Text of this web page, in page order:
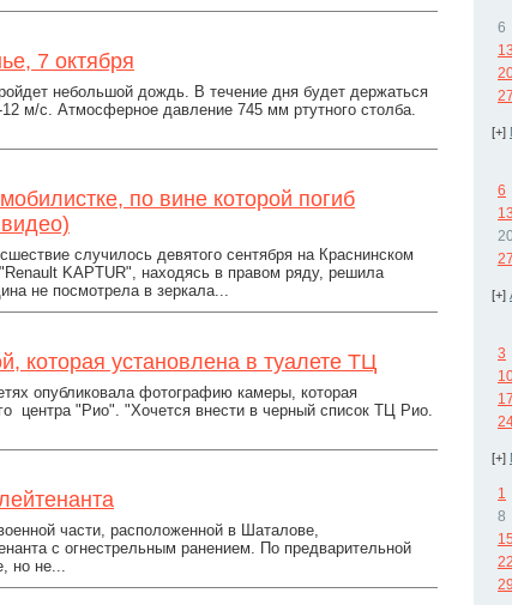
7 октября
небольшой дождь. В течение дня будет держаться
м/с. Атмосферное давление 745 мм ртутного столба.
по вине которой погиб
случилось девятого сентября на Краснинском
KAPTUR", находясь в правом ряду, решила
не посмотрела в зеркала...
которая установлена в туалете ТЦ
опубликовала фотографию камеры, которая
центра "Рио". "Хочется внести в черный список ТЦ Рио.
части, расположенной в Шаталове,
с огнестрельным ранением. По предварительной
но не...
6
13
27
[+]
6
13
20
27
[+]
3
17
[+]
1
8
15
22
29